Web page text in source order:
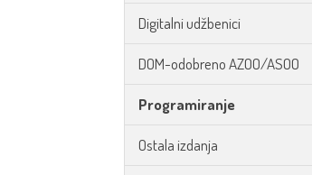
Digitalni udžbenici
DOM-odobreno AZOO/ASOO
Programiranje
Ostala izdanja